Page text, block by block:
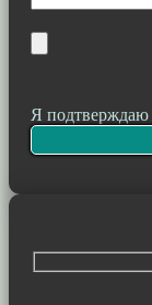
Я подтверждаю